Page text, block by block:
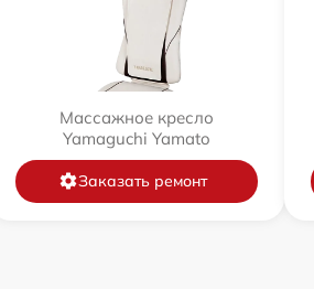
Массажное кресло
Yamaguchi Yamato
Заказать ремонт